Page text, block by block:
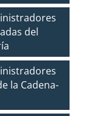
del
la Cadena-